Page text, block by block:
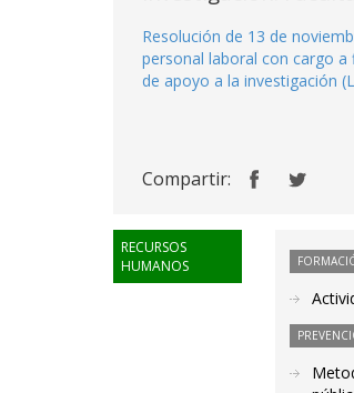
Resolución de 13 de
personal laboral con cargo a
de apoyo a la investigación
Compartir:
RECURSOS
HUMANOS